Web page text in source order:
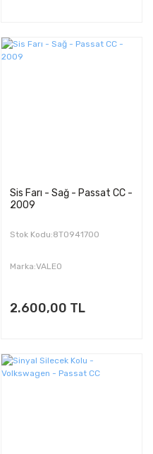
Sis Farı - Sağ - Passat CC -
2009
Stok Kodu:8T0941700
Marka:VALEO
2.600,00 TL